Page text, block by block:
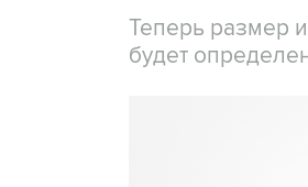
Теперь размер
будет